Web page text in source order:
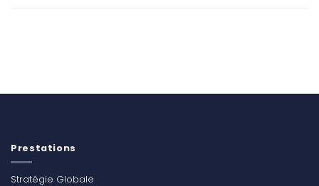
Prestations
Stratégie Globale